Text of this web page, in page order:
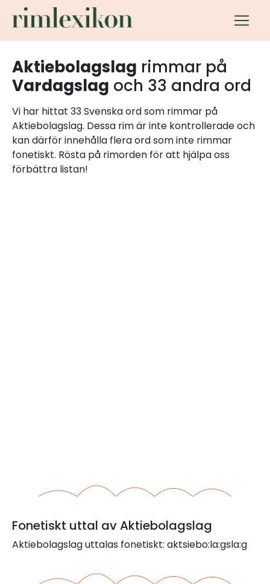
Aktiebolagslag rimmar på
Vardagslag och 33 andra ord
Vi har hittat 33 Svenska ord som rimmar på
Aktiebolagslag. Dessa rim är inte kontrollerade och
kan därför innehålla flera ord som inte rimmar
fonetiskt. Rösta på rimorden för att hjälpa oss
förbättra listan!
Fonetiskt uttal av Aktiebolagslag
Aktiebolagslag uttalas fonetiskt: aktsiebo:la:gsla:g